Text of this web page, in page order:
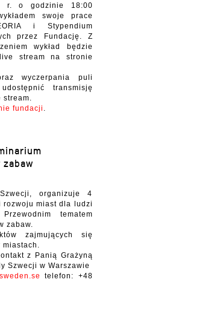
r. o godzinie 18:00
swoje prace
i Stypendium
przez Fundację. Z
wykład będzie
stream na stronie
wyczerpania puli
transmisję
stream.
fundacji .
organizuje 4
rozwoju miast dla ludzi
tematem
zabaw.
zajmujących się
miastach.
z Panią Grażyną
Szwecji w Warszawie
telefon: +48